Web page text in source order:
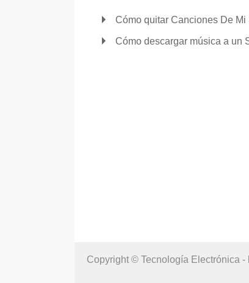
Cómo quitar Canciones De
Cómo descargar música a un
Copyright © Tecnología Electrónica